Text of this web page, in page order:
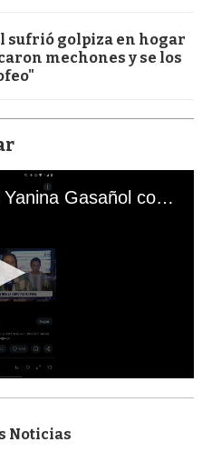
sufrió golpiza en hogar
mechones y se los
El mal momento de Yanina Gasañol con un hincha argentino en "Subrayado"
Noticias